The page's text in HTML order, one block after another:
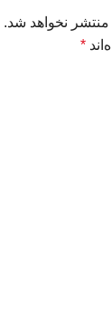
نخواهد شد.
*